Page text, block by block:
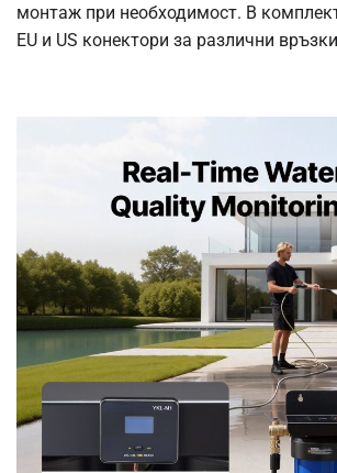
монтаж при необходимост. В
EU и US конектори за различни